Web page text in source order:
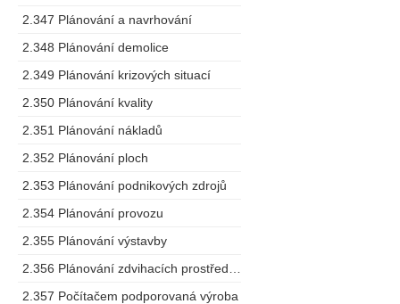
2.347 Plánování a navrhování
2.348 Plánování demolice
2.349 Plánování krizových situací
2.350 Plánování kvality
2.351 Plánování nákladů
2.352 Plánování ploch
2.353 Plánování podnikových zdrojů
2.354 Plánování provozu
2.355 Plánování výstavby
2.357 Počítačem podporovaná výroba